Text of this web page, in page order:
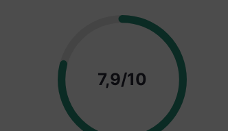
7,9/10 Punkte